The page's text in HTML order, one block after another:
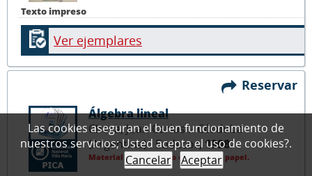
Texto impreso
Ver ejemplares
Reservar
Álgebra lineal
Checa, Juan Carlos .- Córdoba
(Argentina) : Eudecor,1998.
Material bibliográfico en formato papel.
Las cookies aseguran el buen funcionamiento de
nuestros servicios; Usted acepta el uso de cookies?.
Cancelar
Aceptar